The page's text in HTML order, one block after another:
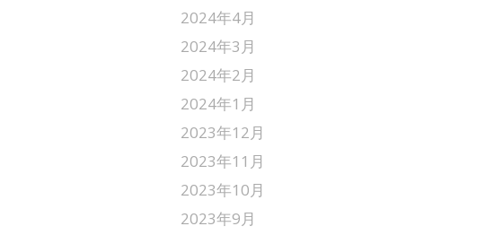
2024年4月
2024年3月
2024年2月
2024年1月
2023年12月
2023年11月
2023年10月
2023年9月